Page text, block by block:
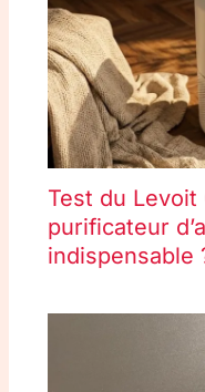
Test du
purificateur
indispensable